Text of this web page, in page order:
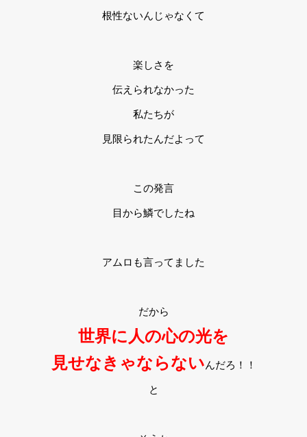
根性ないんじゃなくて
楽しさを
伝えられなかった
私たちが
見限られたんだよって
この発言
目から鱗でしたね
アムロも言ってました
だから
世界に人の心の光を
見せなきゃならないんだろ！！
と